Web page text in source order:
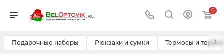
0
Подарочные наборы Рюкзаки и сумки Термосы и ›